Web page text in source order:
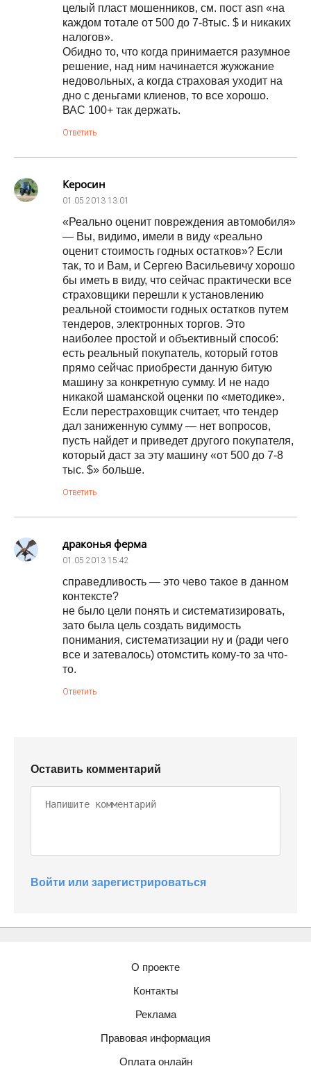
целый пласт мошенников, см. пост asn «на
каждом тотале от 500 до 7-8тыс. $ и никаких
налогов».
Обидно то, что когда принимается разумное
решение, над ним начинается жужжание
недовольных, а когда страховая уходит на
дно с деньгами клиенов, то все хорошо.
ВАС 100+ так держать.
Ответить
Керосин
01.05.2013 13:01
«Реально оценит повреждения автомобиля»
— Вы, видимо, имели в виду «реально
оценит стоимость годных остатков»? Если
так, то и Вам, и Сергею Васильевичу хорошо
бы иметь в виду, что сейчас практически все
страховщики перешли к установлению
реальной стоимости годных остатков путем
тендеров, электронных торгов. Это
наиболее простой и объективный способ:
есть реальный покупатель, который готов
прямо сейчас приобрести данную битую
машину за конкретную сумму. И не надо
никакой шаманской оценки по «методике».
Если перестраховщик считает, что тендер
дал заниженную сумму — нет вопросов,
пусть найдет и приведет другого покупателя,
который даст за эту машину «от 500 до 7-8
тыс. $» больше.
Ответить
драконья ферма
01.05.2013 15:42
справедливость — это чево такое в данном
контексте?
не было цели понять и систематизировать,
зато была цель создать видимость
понимания, систематизации ну и (ради чего
все и затевалось) отомстить кому-то за что-
то.
Ответить
Оставить комментарий
Войти или зарегистрироваться
О проекте
Контакты
Реклама
Правовая информация
Оплата онлайн